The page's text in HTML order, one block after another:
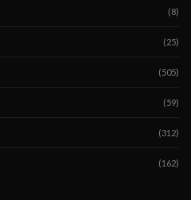
(8)
(25)
(505)
(59)
(312)
(162)